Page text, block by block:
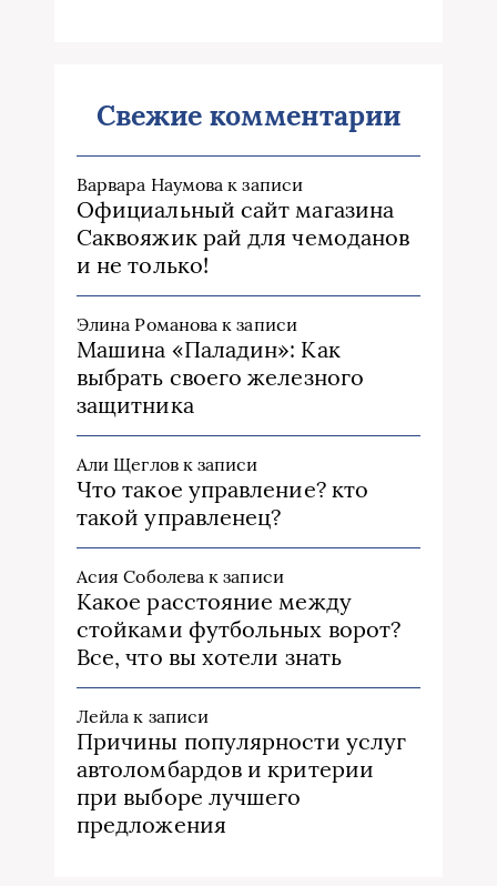
Свежие комментарии
Варвара Наумова к записи
Официальный сайт магазина
Саквояжик рай для чемоданов
и не только!
Элина Романова к записи
Машина «Паладин»: Как
выбрать своего железного
защитника
Али Щегловк записи
Что такое управление? кто
такой управленец?
Асия Соболева к записи
Какое расстояние между
стойками футбольных ворот?
Все, что вы хотели знать
Лейла к записи
Причины популярности услуг
автоломбардов и критерии
при выборе лучшего
предложения